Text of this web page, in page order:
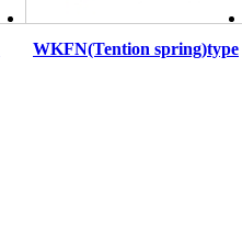
WKFN(Tention spring)type